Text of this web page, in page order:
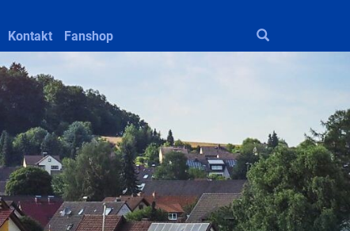
Kontakt Fanshop